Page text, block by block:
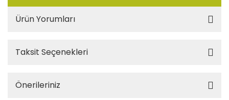
Ürün Yorumları
Taksit Seçenekleri
Önerileriniz